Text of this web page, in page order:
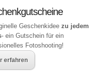
Geschenkidee zu jedem
- ein Gutschein für ein
Fotoshooting!
erfahren